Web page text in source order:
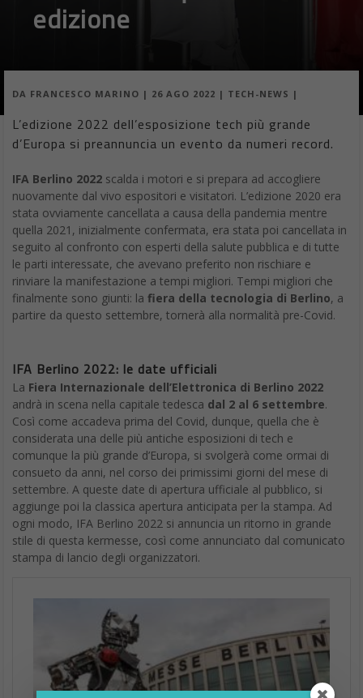
d’Europa si preannuncia un evento da numeri record.
IFA Berlino 2022scalda i motori e si prepara ad accogliere
nuovamente dal vivo espositori e visitatori. L’edizione 2020 era
quella 2021, inizialmente confermata, era stata poi cancellata in
seguito al confronto con esperti della salute pubblica e di tutte
le parti interessate, che avevano preferito non rischiare e
rinviare la manifestazione a tempi migliori. Tempi migliori che
finalmente sono giunti: lafiera della tecnologia di Berlino, a
partire da questo settembre, tornerà alla normalità pre-Covid.
IFA Berlino 2022: le date ufficiali
Così come accadeva prima del Covid, dunque, quella che è
considerata una delle più antiche esposizioni di tech e
comunque la più grande d’Europa, si svolgerà come ormai di
consueto da anni, nel corso dei primissimi giorni del mese di
settembre. A queste date di apertura ufficiale al pubblico, si
aggiunge poi la classica apertura anticipata per la stampa. Ad
ogni modo, IFA Berlino 2022 si annuncia un ritorno in grande
stile di questa kermesse, così come annunciato dal comunicato
stampa di lancio degli organizzatori.
Non rimanere indietro,